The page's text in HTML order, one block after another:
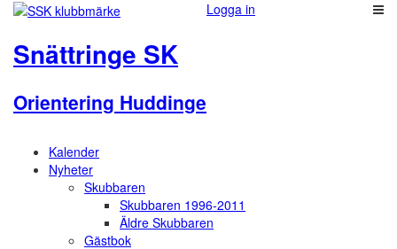
Logga in
Snättringe SK
Orientering Huddinge
Kalender
Nyheter
Skubbaren
Skubbaren 1996-2011
Äldre Skubbaren
Gästbok